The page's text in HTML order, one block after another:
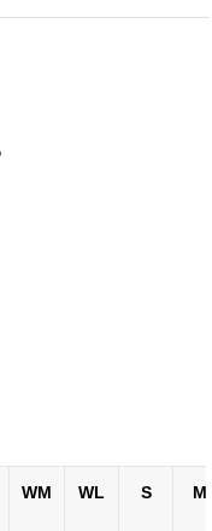
WM WL S M